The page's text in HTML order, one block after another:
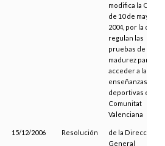
modifica la Orden
de 10 de mayo de
2004, por la que
regulan las
pruebas de
madurez para
acceder a las
enseñanzas
deportivas en la
Comunitat
Valenciana
15/12/2006 Resolución
de la Direcció
General